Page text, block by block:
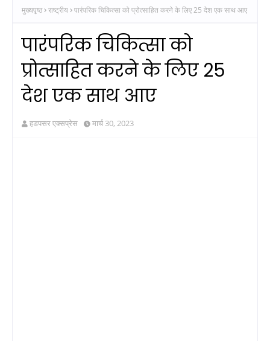
मुख्यपृष्ठ राष्ट्रीय पारंपरिक चिकित्सा को प्रोत्‍साहित करने के लिए 25 देश एक साथ आए
पारंपरिक चिकित्सा को
प्रोत्‍साहित करने के लिए 25
देश एक साथ आए
हडपसर एक्सप्रेस मार्च 30, 2023